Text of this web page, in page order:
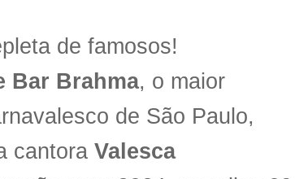
de famosos!
Bar Brahma, o maior
de São Paulo,
cantora Valesca